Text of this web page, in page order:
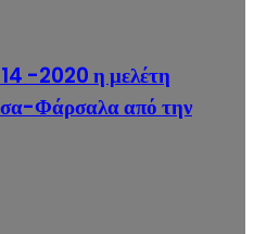
-2020 η μελέτη
Φάρσαλα από την